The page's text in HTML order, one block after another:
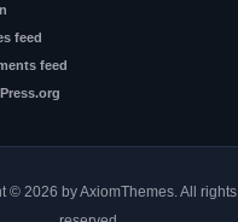
feed
feed
© 2026 by AxiomThemes. All rights